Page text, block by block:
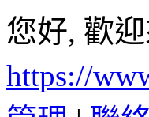
您好, 歡
https://